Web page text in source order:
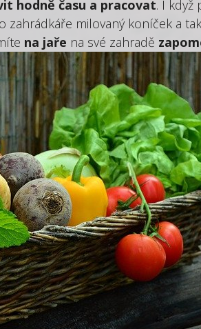
hodně času a pracovat. I když
zahrádkáře milovaný koníček a
na jaře na své zahradě